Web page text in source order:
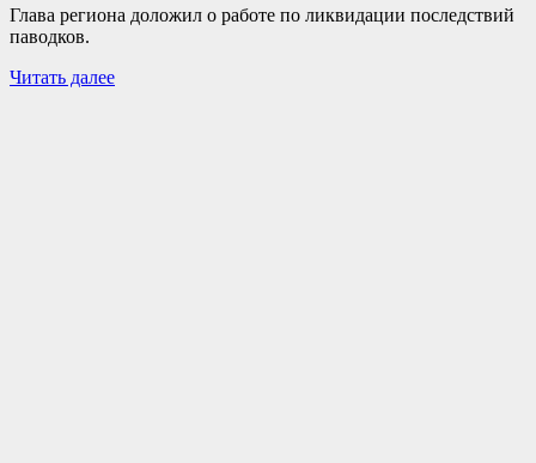
Глава региона доложил о работе по ликвидации последствий
паводков.
Читать далее